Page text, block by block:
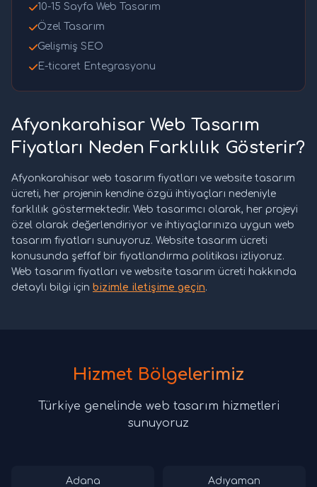
10-15 Sayfa Web Tasarım
Özel Tasarım
Gelişmiş SEO
E-ticaret Entegrasyonu
Afyonkarahisar Web Tasarım
Fiyatları Neden Farklılık Gösterir?
Afyonkarahisar web tasarım fiyatları ve website tasarım
ücreti, her projenin kendine özgü ihtiyaçları nedeniyle
farklılık göstermektedir. Web tasarımcı olarak, her projeyi
özel olarak değerlendiriyor ve ihtiyaçlarınıza uygun web
tasarım fiyatları sunuyoruz. Website tasarım ücreti
konusunda şeffaf bir fiyatlandırma politikası izliyoruz.
Web tasarım fiyatları ve website tasarım ücreti hakkında
detaylı bilgi için bizimle iletişime geçin.
Hizmet Bölgelerimiz
Türkiye genelinde web tasarım hizmetleri
sunuyoruz
Adana Adıyaman